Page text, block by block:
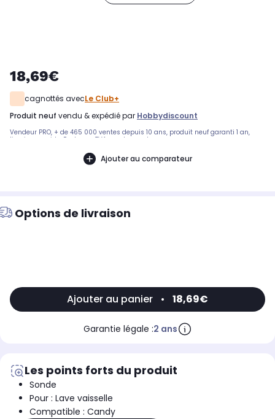
18,69€
cagnottés avecLe Club+
produit neuf vendu & expédié par Hobbydiscount
Vendeur PRO, + de 465 000 ventes depuis 10 ans, produit neuf garanti 1 an,
livraison rapide. Facture + TVA sur demande...
Ajouter au comparateur
Options de livraison
Ajouter au panier • 18,69€
Garantie légale :2 ans
Les points forts du produit
Sonde
Pour : Lave vaisselle
Compatible : Candy